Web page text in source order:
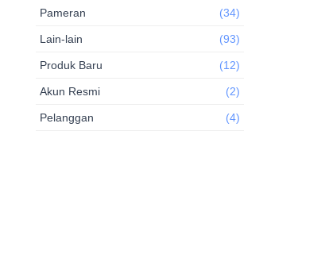
Pameran (34)
Lain-lain (93)
Produk Baru (12)
Akun Resmi (2)
Pelanggan (4)